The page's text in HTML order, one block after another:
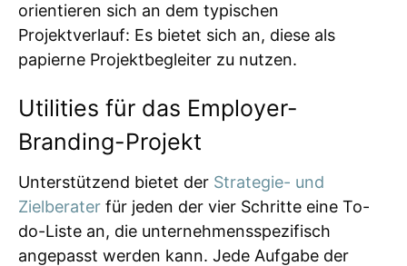
orientieren sich an dem typischen
Projektverlauf: Es bietet sich an, diese als
papierne Projektbegleiter zu nutzen.
Utilities für das Employer-
Branding-Projekt
Unterstützend bietet der Strategie- und
Zielberater für jeden der vier Schritte eine To-
do-Liste an, die unternehmensspezifisch
angepasst werden kann. Jede Aufgabe der